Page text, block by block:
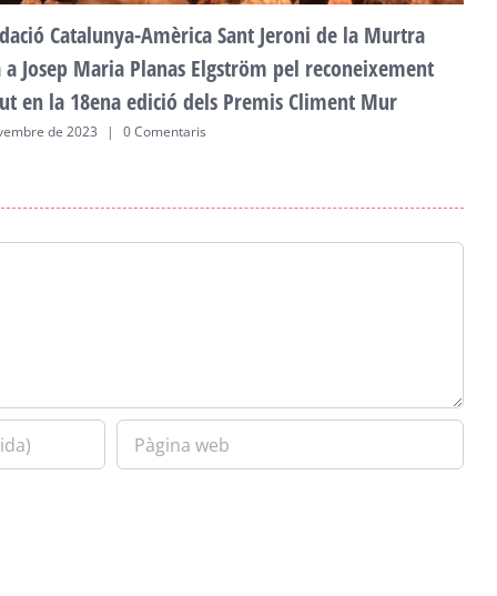
Catalunya-Amèrica Sant Jeroni de la Murtra
Josep Maria Planas Elgström pel reconeixement
en la 18ena edició dels Premis Climent Mur
de 2023 | 0 Comentaris